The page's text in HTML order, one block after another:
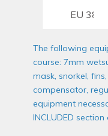
The following
course: 7mm
mask, snorkel,
compensator,
equipment
INCLUDED